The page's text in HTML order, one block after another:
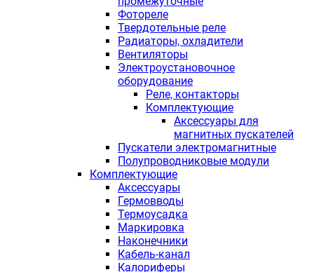
Фотореле
Твердотельные реле
Радиаторы, охладители
Вентиляторы
Электроустановочное
оборудование
Реле, контакторы
Комплектующие
Аксессуары для
магнитных пускателей
Пускатели электромагнитные
Полупроводниковые модули
Комплектующие
Аксессуары
Гермовводы
Термоусадка
Маркировка
Наконечники
Кабель-канал
Калориферы